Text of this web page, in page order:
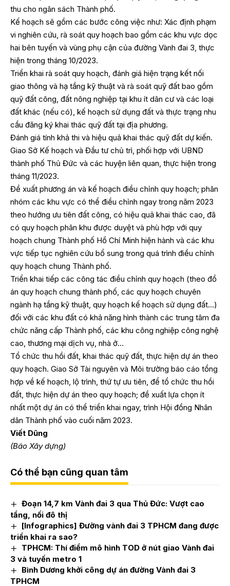
thu cho ngân sách Thành phố.
Kế hoạch sẽ gồm các bước công việc như: Xác định phạm
vi nghiên cứu, rà soát quy hoạch bao gồm các khu vực dọc
hai bên tuyến và vùng phụ cận của đường Vành đai 3, thực
hiện trong tháng 10/2023.
Triển khai rà soát quy hoạch, đánh giá hiện trạng kết nối
giao thông và hạ tầng kỹ thuật và rà soát quỹ đất bao gồm
quỹ đất công, đất nông nghiệp tại khu ít dân cư và các loại
đất khác (nếu có), kế hoạch sử dụng đất và thực trạng nhu
cầu đăng ký khai thác quỹ đất tại địa phương.
Đánh giá tính khả thi và hiệu quả khai thác quỹ đất dự kiến.
Giao Sở Kế hoạch và Đầu tư chủ trì, phối hợp với UBND
thành phố Thủ Đức và các huyện liên quan, thực hiện trong
tháng 11/2023.
Đề xuất phương án và kế hoạch điều chỉnh quy hoạch; phân
nhóm các khu vực có thể điều chỉnh ngay trong năm 2023
theo hướng ưu tiên đất công, có hiệu quả khai thác cao, đã
có quy hoạch phân khu được duyệt và phù hợp với quy
hoạch chung Thành phố Hồ Chí Minh hiện hành và các khu
vực tiếp tục nghiên cứu bổ sung trong quá trình điều chỉnh
quy hoạch chung Thành phố.
Triển khai tiếp các công tác điều chỉnh quy hoạch (theo đồ
án quy hoạch chung thành phố, các quy hoạch chuyên
ngành hạ tầng kỹ thuật, quy hoạch kế hoạch sử dụng đất…)
đối với các khu đất có khả năng hình thành các trung tâm đa
chức năng cấp Thành phố, các khu công nghiệp công nghệ
cao, thương mại dịch vụ, nhà ở…
Tổ chức thu hồi đất, khai thác quỹ đất, thực hiện dự án theo
quy hoạch. Giao Sở Tài nguyên và Môi trường báo cáo tổng
hợp về kế hoạch, lộ trình, thứ tự ưu tiên, để tổ chức thu hồi
đất, thực hiện dự án theo quy hoạch; đề xuất lựa chọn ít
nhất một dự án có thể triển khai ngay, trình Hội đồng Nhân
dân Thành phố vào cuối năm 2023.
Viết Dũng
(Báo Xây dựng)
Có thể bạn cũng quan tâm
Đoạn 14,7 km Vành đai 3 qua Thủ Đức: Vượt cao
tầng, nối đô thị
[Infographics] Đường vành đai 3 TPHCM đang được
triển khai ra sao?
TPHCM: Thí điểm mô hình TOD ở nút giao Vành đai
3 và tuyến metro 1
Bình Dương khởi công dự án đường Vành đai 3
TPHCM